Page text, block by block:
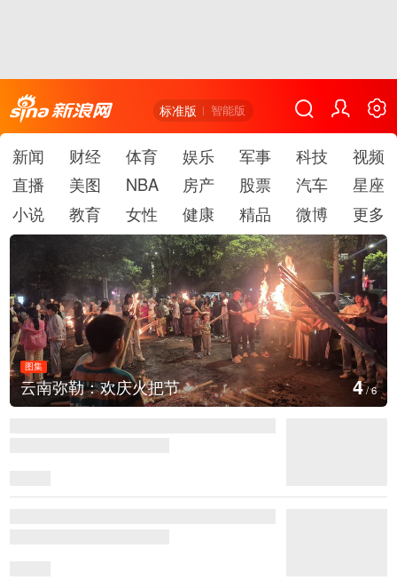
标准版 智能版
新闻 财经 体育 娱乐 军事 科技
视频
直播
美图 NBA 房产 股票 汽车
星座
小说
教育 女性 健康 精品 微博 更多
图集
江西铅山：千灯点亮葛仙村 5/6